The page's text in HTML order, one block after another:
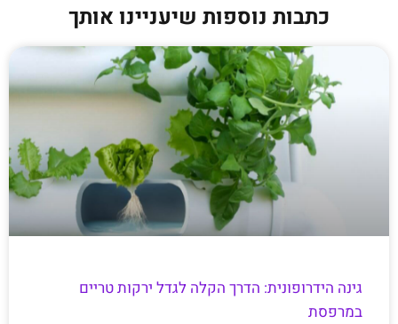
כתבות נוספות שיעניינו אותך
גינה הידרופונית: הדרך הקלה לגדל ירקות טריים
במרפסת